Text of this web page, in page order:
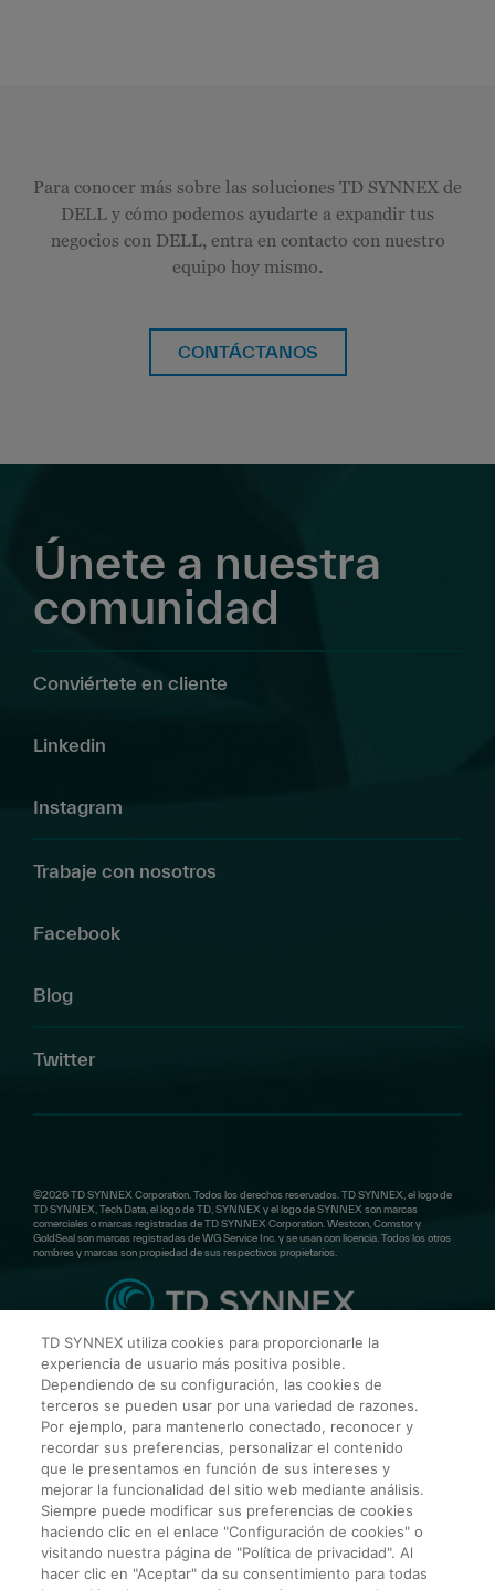
Para conocer más sobre las soluciones TD SYNNEX de
DELL y cómo podemos ayudarte a expandir tus
negocios con DELL, entra en contacto con nuestro
equipo hoy mismo.
CONTÁCTANOS
Únete a nuestra
comunidad
Conviértete en cliente
Linkedin
Instagram
Trabaje con nosotros
Facebook
Blog
Twitter
©2026 TD SYNNEX Corporation. Todos los derechos reservados. TD SYNNEX, el logo de
TD SYNNEX, Tech Data, el logo de TD, SYNNEX y el logo de SYNNEX son marcas
comerciales o marcas registradas de TD SYNNEX Corporation. Westcon, Comstor y
GoldSeal son marcas registradas de WG Service Inc. y se usan con licencia. Todos los otros
nombres y marcas son propiedad de sus respectivos propietarios.
TD SYNNEX Mexico
Torre Vistral Av. Insurgentes Sur 730 Floor 11,
Col. Del Valle, Benito Juárez, 03100 Ciudad de
México
Contacto
TD SYNNEX utiliza cookies para proporcionarle la
experiencia de usuario más positiva posible.
Dependiendo de su configuración, las cookies de
terceros se pueden usar por una variedad de razones.
Por ejemplo, para mantenerlo conectado, reconocer y
recordar sus preferencias, personalizar el contenido
que le presentamos en función de sus intereses y
mejorar la funcionalidad del sitio web mediante análisis.
Siempre puede modificar sus preferencias de cookies
haciendo clic en el enlace "Configuración de cookies" o
visitando nuestra página de "Política de privacidad". Al
hacer clic en "Aceptar" da su consentimiento para todas